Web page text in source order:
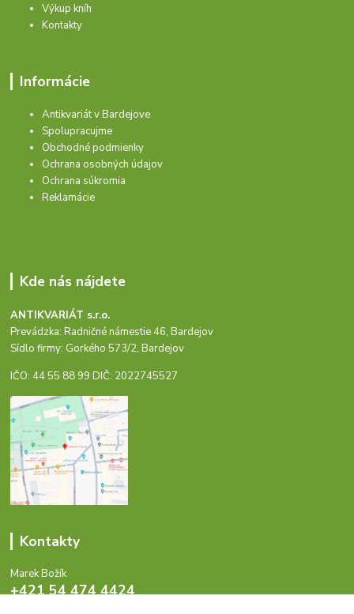
Výkup kníh
Kontakty
Informácie
Antikvariát v Bardejove
Spolupracujme
Obchodné podmienky
Ochrana osobných údajov
Ochrana súkromia
Reklamácie
Kde nás nájdete
ANTIKVARIÁT s.r.o.
Prevádzka: Radničné námestie 46, Bardejov
Sídlo firmy: Gorkého 573/2, Bardejov
IČO: 44 55 88 99 DIČ: 2022745527
Kontakty
Marek Božík
+421 54 474 4424